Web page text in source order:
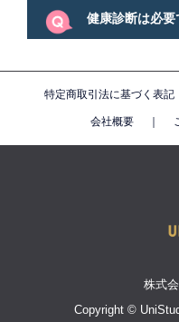
健康診断は必要
特定商取引法に基づく表記
会社概要
株式
Copyright ©